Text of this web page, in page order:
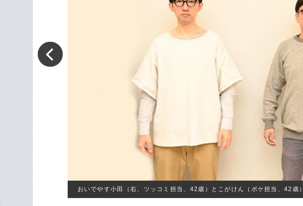
おいでやす小田（右、ツッコミ担当、42歳）とこがけん（ボケ担当、42歳）